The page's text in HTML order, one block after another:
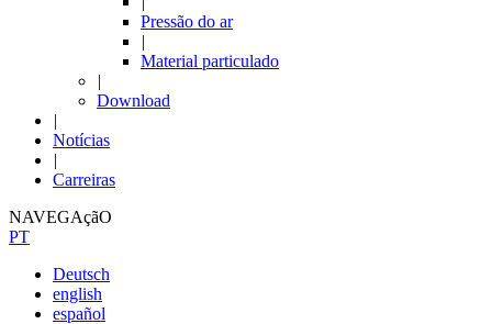
Pressão do ar
|
Material particulado
|
Download
|
Notícias
|
Carreiras
NAVEGAçãO
PT
Deutsch
english
español